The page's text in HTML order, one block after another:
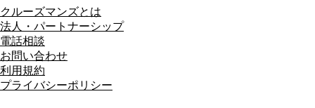
クルーズマンズとは
法人・パートナーシップ
電話相談
お問い合わせ
利用規約
プライバシーポリシー